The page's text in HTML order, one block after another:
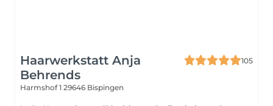
Haarwerkstatt Anja
Behrends
105
Harmshof 1 29646 Bispingen